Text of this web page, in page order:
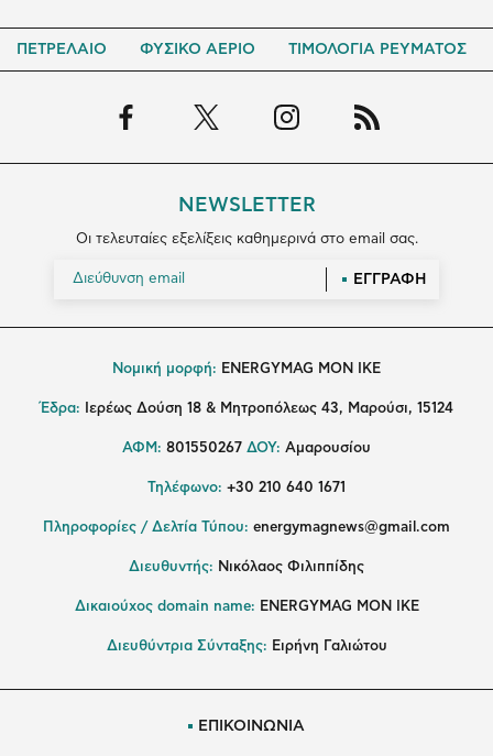
ΠΕΤΡΕΛΑΙΟ ΦΥΣΙΚΟ ΑΕΡΙΟ ΤΙΜΟΛΟΓΙΑ ΡΕΥΜΑΤΟΣ
NEWSLETTER
Οι τελευταίες εξελίξεις καθημερινά στο email σας.
ΕΓΓΡΑΦΗ
Νομική μορφή: ENERGYMAG MON IKE
Έδρα: Ιερέως Δούση 18 & Μητροπόλεως 43, Μαρούσι, 15124
ΑΦΜ: 801550267 ΔΟΥ: Αμαρουσίου
Τηλέφωνο: +30 210 640 1671
Πληροφορίες / Δελτία Τύπου: energymagnews@gmail.com
Διευθυντής: Νικόλαος Φιλιππίδης
Δικαιούχος domain name: ENERGYMAG ΜΟΝ ΙΚΕ
Διευθύντρια Σύνταξης: Ειρήνη Γαλιώτου
ΕΠΙΚΟΙΝΩΝΙΑ